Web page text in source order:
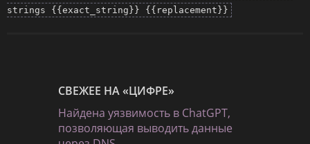
strings {{exact_string}} {{replacement}}
СВЕЖЕЕ НА «ЦИФРЕ»
Найдена уязвимость в ChatGPT,
позволяющая выводить данные